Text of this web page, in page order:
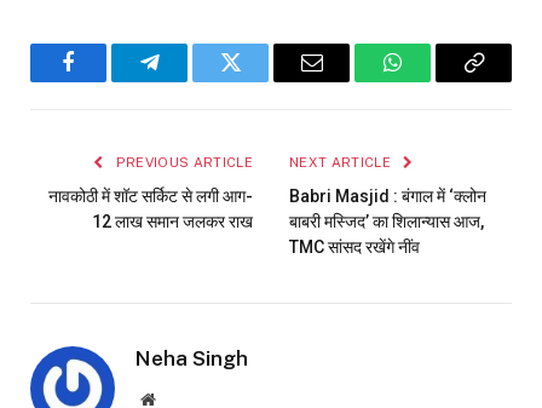
FacebookTelegramTwitter Email WhatsAppCopy
PREVIOUS ARTICLE
नावकोठी में शॉट सर्किट से लगी आग-
12 लाख समान जलकर राख
NEXT ARTICLE
Babri Masjid : बंगाल में ‘क्लोन
बाबरी मस्जिद’ का शिलान्यास आज,
TMC सांसद रखेंगे नींव
Neha Singh
Website